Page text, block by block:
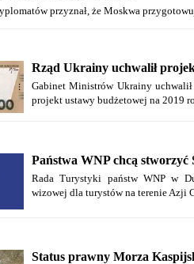
przyznał, że Moskwa
Rząd Ukrainy uchwalił
Gabinet Ministrów Ukrainy
projekt ustawy budżetowej na 2019
Państwa WNP chcą
Rada Turystyki państw WNP w
wizowej dla turystów na terenie Azji
Status prawny Morza